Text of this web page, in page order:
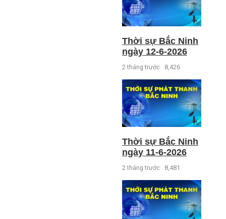
Thời sự Bắc Ninh
ngày 12-6-2026
2 tháng trước 8,426
Thời sự Bắc Ninh
ngày 11-6-2026
2 tháng trước 8,481